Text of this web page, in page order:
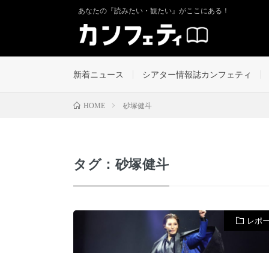
あなたの『読みたい・観たい』がここにある！
新着ニュース シアター情報誌カンフェティ
HOME 砂塚健斗
タグ：砂塚健斗
レポ